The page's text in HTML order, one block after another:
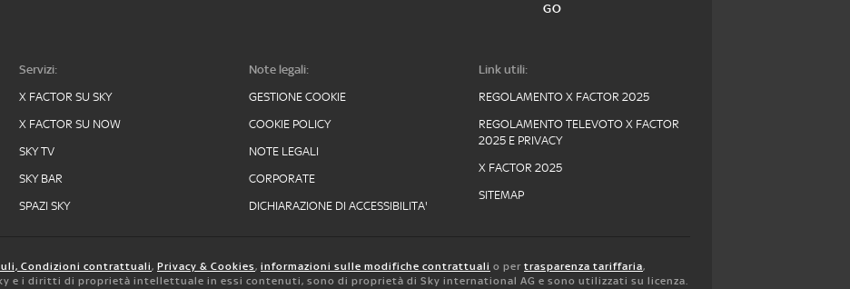
GO
Servizi:
X FACTOR SU SKY
X FACTOR SU NOW
SKY TV
SKY BAR
SPAZI SKY
Note legali:
GESTIONE COOKIE
COOKIE POLICY
NOTE LEGALI
CORPORATE
DICHIARAZIONE DI ACCESSIBILITA'
Link utili:
REGOLAMENTO X FACTOR 2025
REGOLAMENTO TELEVOTO X FACTOR
2025 E PRIVACY
X FACTOR 2025
SITEMAP
Condizioni contrattuali, Privacy & Cookies, informazioni sulle modifiche contrattuali o per trasparenza tariffaria,
e i diritti di proprietà intellettuale in essi contenuti, sono di proprietà di Sky international AG e sono utilizzati su licenza.